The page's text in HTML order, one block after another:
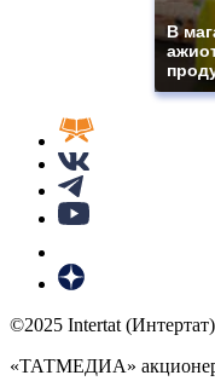
В
©2025 Intertat (Интертат)
«ТАТМЕДИА»